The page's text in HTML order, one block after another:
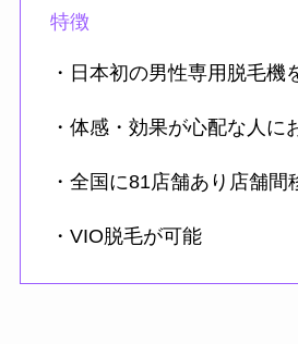
特徴
・日本初の男性専用脱毛機
・体感・効果が心配な人に
・全国に81店舗あり店舗間
・VIO脱毛が可能